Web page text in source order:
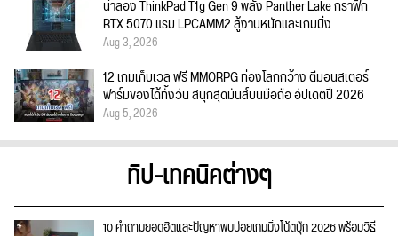
น่าลอง ThinkPad T1g Gen 9 พลัง Panther Lake กราฟิก
RTX 5070 แรม LPCAMM2 สู้งานหนักและเกมมิ่ง
Aug 3, 2026
12 เกมเก็บเวล ฟรี MMORPG ท่องโลกกว้าง ตีมอนสเตอร์
ฟาร์มของได้ทั้งวัน สนุกสุดมันส์บนมือถือ อัปเดตปี 2026
Aug 5, 2026
ทิป-เทคนิคต่างๆ
10 คำถามยอดฮิตและปัญหาพบบ่อยเกมมิ่งโน้ตบุ๊ก 2026 พร้อมวิธี